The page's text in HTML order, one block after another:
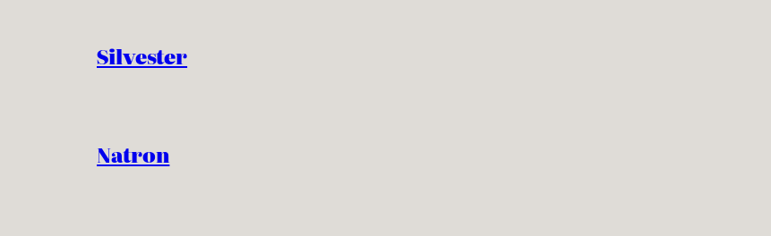
Silvester
Natron